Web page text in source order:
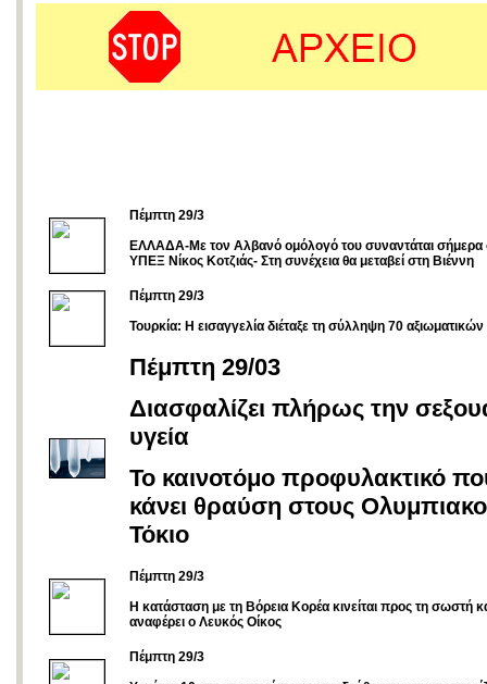
Πέμπτη 29/3
ΕΛΛΑΔΑ-Με τον Αλβανό ομόλογό του συναντάται σήμερα
ΥΠΕΞ Νίκος Κοτζιάς- Στη συνέχεια θα μεταβεί στη Βιέννη
Πέμπτη 29/3
Τουρκία: Η εισαγγελία διέταξε τη σύλληψη 70
Πέμπτη 29/03
Διασφαλίζει πλήρως την
υγεία
Το καινοτόμο προφυλακτικό
κάνει θραύση στους
Τόκιο
Πέμπτη 29/3
Η κατάσταση με τη Βόρεια Κορέα κινείται προς τη σωστή
αναφέρει ο Λευκός Οίκος
Πέμπτη 29/3